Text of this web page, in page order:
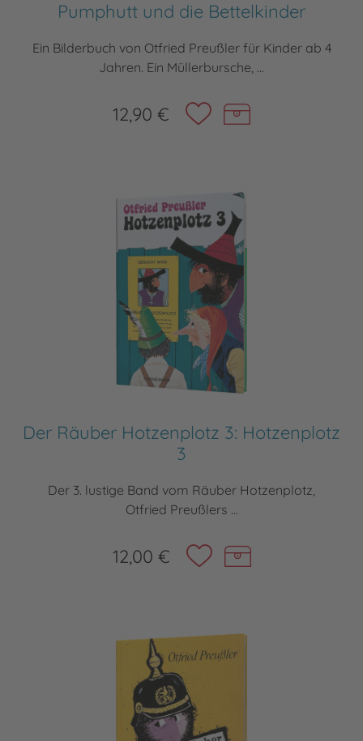
Pumphutt und die Bettelkinder
Ein Bilderbuch von Otfried Preußler für Kinder ab 4
Jahren. Ein Müllerbursche, ...
12,90 €
Der Räuber Hotzenplotz 3: Hotzenplotz
3
Der 3. lustige Band vom Räuber Hotzenplotz,
Otfried Preußlers ...
12,00 €